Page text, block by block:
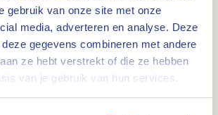
gebruik van onze site met onze
media, adverteren en analyse. Deze
gegevens combineren met andere
ze hebt verstrekt of die ze hebben
van je gebruik van hun services.
je zo’n 100 meter aan kramen
breed aanbod aan muziek. Het
uit lp’s, aangevuld met cd’s,
muziekgerelateerde items.